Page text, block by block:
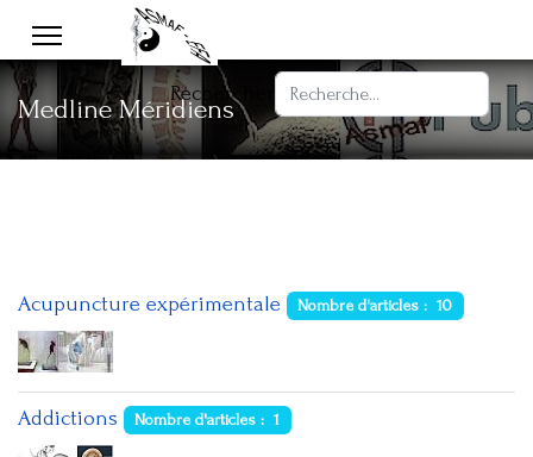
Rechercher
Medline Méridiens
Acupuncture expérimentale Nombre d'articles : 10
Addictions Nombre d'articles : 1